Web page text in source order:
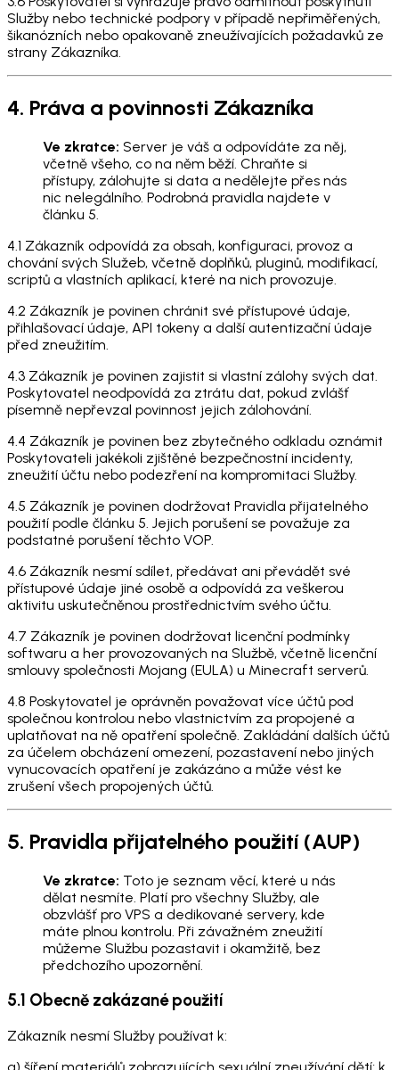
Služby nebo technické podpory v případě nepřiměřených,
šikanózních nebo opakovaně zneužívajících požadavků ze
strany Zákazníka.
4. Práva a povinnosti Zákazníka
Ve zkratce: Server je váš a odpovídáte za něj,
včetně všeho, co na něm běží. Chraňte si
přístupy, zálohujte si data a nedělejte přes nás
nic nelegálního. Podrobná pravidla najdete v
článku 5.
4.1 Zákazník odpovídá za obsah, konfiguraci, provoz a
chování svých Služeb, včetně doplňků, pluginů, modifikací,
scriptů a vlastních aplikací, které na nich provozuje.
4.2 Zákazník je povinen chránit své přístupové údaje,
přihlašovací údaje, API tokeny a další autentizační údaje
před zneužitím.
4.3 Zákazník je povinen zajistit si vlastní zálohy svých dat.
Poskytovatel neodpovídá za ztrátu dat, pokud zvlášť
písemně nepřevzal povinnost jejich zálohování.
4.4 Zákazník je povinen bez zbytečného odkladu oznámit
Poskytovateli jakékoli zjištěné bezpečnostní incidenty,
zneužití účtu nebo podezření na kompromitaci Služby.
4.5 Zákazník je povinen dodržovat Pravidla přijatelného
použití podle článku 5. Jejich porušení se považuje za
podstatné porušení těchto VOP.
4.6 Zákazník nesmí sdílet, předávat ani převádět své
přístupové údaje jiné osobě a odpovídá za veškerou
aktivitu uskutečněnou prostřednictvím svého účtu.
4.7 Zákazník je povinen dodržovat licenční podmínky
softwaru a her provozovaných na Službě, včetně licenční
smlouvy společnosti Mojang (EULA) u Minecraft serverů.
4.8 Poskytovatel je oprávněn považovat více účtů pod
společnou kontrolou nebo vlastnictvím za propojené a
uplatňovat na ně opatření společně. Zakládání dalších účtů
za účelem obcházení omezení, pozastavení nebo jiných
vynucovacích opatření je zakázáno a může vést ke
zrušení všech propojených účtů.
5. Pravidla přijatelného použití (AUP)
Ve zkratce: Toto je seznam věcí, které u nás
dělat nesmíte. Platí pro všechny Služby, ale
obzvlášť pro VPS a dedikované servery, kde
máte plnou kontrolu. Při závažném zneužití
můžeme Službu pozastavit i okamžitě, bez
předchozího upozornění.
5.1 Obecně zakázané použití
Zákazník nesmí Služby používat k: